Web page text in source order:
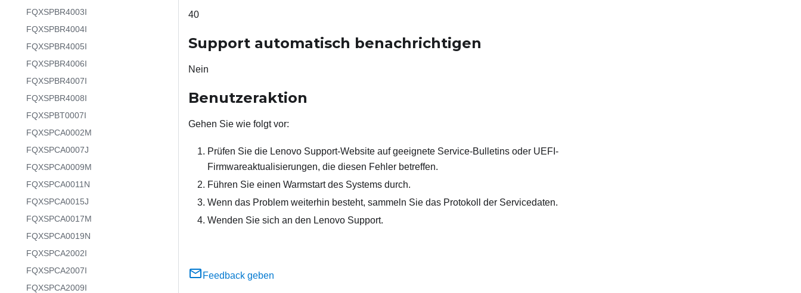
FQXSPBR4003I
FQXSPBR4004I
FQXSPBR4005I
FQXSPBR4006I
FQXSPBR4007I
FQXSPBR4008I
FQXSPBT0007I
FQXSPCA0002M
FQXSPCA0007J
FQXSPCA0009M
FQXSPCA0011N
FQXSPCA0015J
FQXSPCA0017M
FQXSPCA0019N
FQXSPCA2002I
FQXSPCA2007I
FQXSPCA2009I
40
Support automatisch benachrichtigen
Nein
Benutzeraktion
Gehen Sie wie folgt vor:
Prüfen Sie die Lenovo Support-Website auf geeignete Service-Bulletins oder UEFI-
Firmwareaktualisierungen, die diesen Fehler betreffen.
Führen Sie einen Warmstart des Systems durch.
Wenn das Problem weiterhin besteht, sammeln Sie das Protokoll der Servicedaten.
Wenden Sie sich an den Lenovo Support.
Feedback geben